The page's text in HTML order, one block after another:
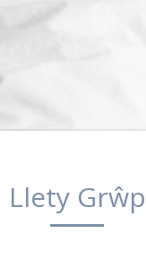
Llety Grŵp